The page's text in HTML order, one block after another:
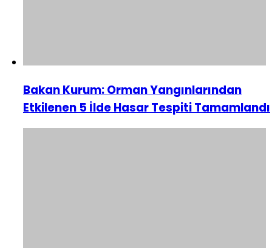
Bakan Kurum: Orman Yangınlarından
Etkilenen 5 İlde Hasar Tespiti Tamamlandı